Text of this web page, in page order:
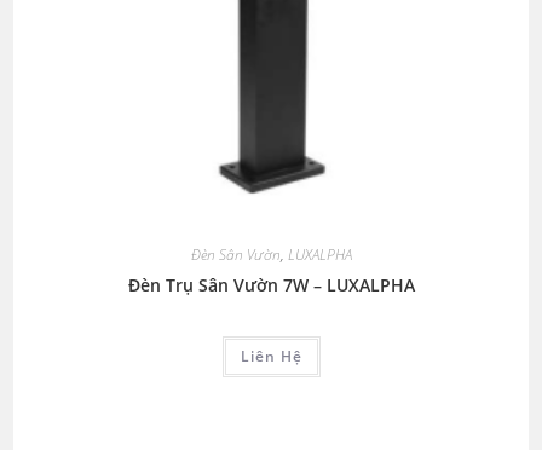
Đèn Sân Vườn, LUXALPHA
Đèn Trụ Sân Vườn 7W – LUXALPHA
Liên Hệ